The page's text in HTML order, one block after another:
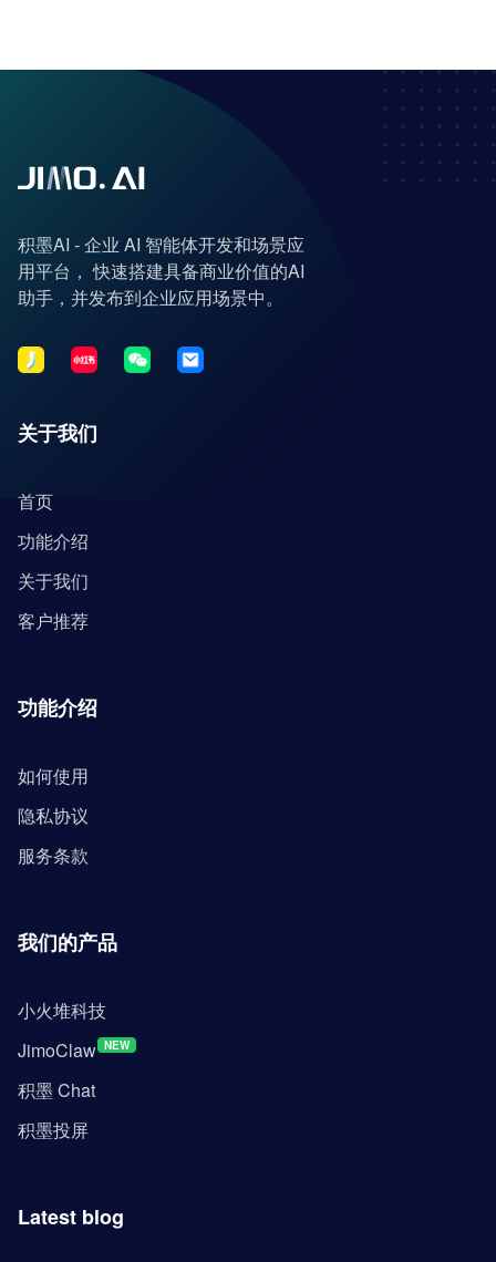
积墨AI - 企业 AI 智能体开发和场景应
用平台， 快速搭建具备商业价值的AI
助手，并发布到企业应用场景中。
关于我们
首页
功能介绍
关于我们
客户推荐
功能介绍
如何使用
隐私协议
服务条款
我们的产品
小火堆科技
JimoClaw NEW
积墨 Chat
积墨投屏
Latest blog